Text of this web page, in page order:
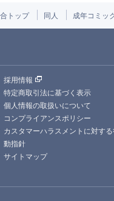
トップ 同人 成年コミッ
採用情報
特定商取引法に基づく表示
個人情報の取扱いについて
コンプライアンスポリシー
カスタマーハラスメントに対す
動指針
サイトマップ